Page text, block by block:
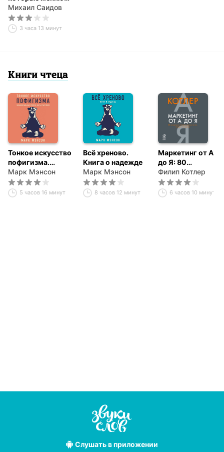
жизнь. Техники
экспоненциального
коучинга
Михаил Саидов
3 часа 13 минут
Книги чтеца
Тонкое искусство
пофигизма.
Парадоксальный
способ жить
счастливо
Марк Мэнсон
5 часов 16 минут
Всё хреново.
Книга о надежде
Марк Мэнсон
8 часов 12 минут
Маркетинг от А
до Я: 80
концепций,
которые должен
знать каждый
менеджер
Филип Котлер
6 часов 10 минут
Слушатьв приложении
Лучшие